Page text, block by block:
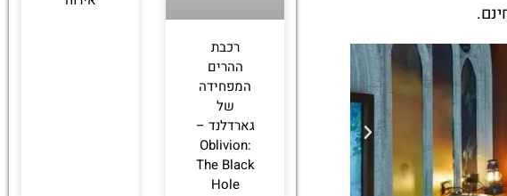
רכבת
ההרים
המפחידה
של
גארדלנד –
Oblivion:
The Black
Hole